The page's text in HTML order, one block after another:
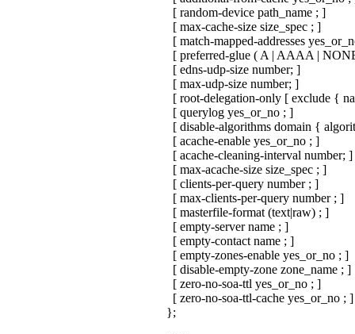
[ random-device path_name ; ]
[ max-cache-size size_spec ; ]
[ match-mapped-addresses
[ preferred-glue ( A | AAAA |
[ edns-udp-size number; ]
[ max-udp-size number; ]
[ root-delegation-only [ exclude {
[ querylog yes_or_no ; ]
[ disable-algorithms domain {
[ acache-enable yes_or_no ; ]
[ acache-cleaning-interval number; ]
[ max-acache-size size_spec ; ]
[ clients-per-query number ; ]
[ max-clients-per-query number ; ]
[ masterfile-format (text|raw) ; ]
[ empty-server name ; ]
[ empty-contact name ; ]
[ empty-zones-enable yes_or_no ; ]
[ disable-empty-zone zone_name ; ]
[ zero-no-soa-ttl yes_or_no ; ]
[ zero-no-soa-ttl-cache yes_or_no ; ]
};